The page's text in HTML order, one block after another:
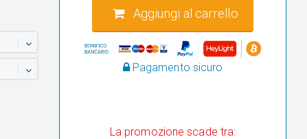
Aggiungi al carrello
Pagamento sicuro
La promozione scade tra: